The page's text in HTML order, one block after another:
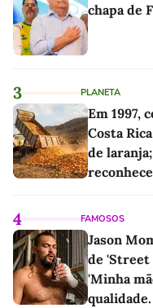
chapa de
3 PLANETA
Em 1997,
Costa
de
4 FAMOSOS
Jason
de 'Street
'Minha